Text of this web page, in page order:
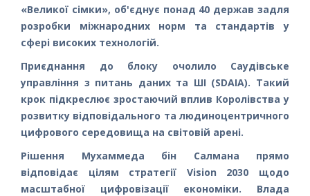
«Великої сімки», об'єднує понад 40 держав задля
розробки міжнародних норм та стандартів у
сфері високих технологій.
Приєднання до блоку очолило Саудівське
управління з питань даних та ШІ (SDAIA). Такий
крок підкреслює зростаючий вплив Королівства у
розвитку відповідального та людиноцентричного
цифрового середовища на світовій арені.
Рішення Мухаммеда бін Салмана прямо
відповідає цілям стратегії Vision 2030 щодо
масштабної цифровізації економіки. Влада